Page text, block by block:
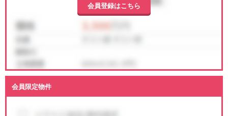
会員登録はこちら
会員限定物件